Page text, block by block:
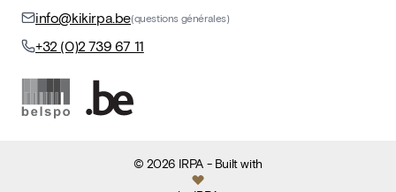
info@kikirpa.be(questions générales)
+32 (0)2 739 67 11
©2026 IRPA- Built with